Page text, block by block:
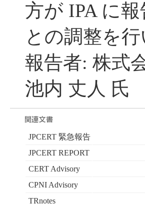
方が IPA に報
との調整を
報告者: 株式
池内 丈人 氏
JPCERT 緊急報告
JPCERT REPORT
CERT Advisory
CPNI Advisory
TRnotes